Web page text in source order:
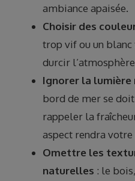
ambiance apaisée.
Choisir des
trop vif ou un
durcir
Ignorer la
bord de mer se
rappeler la
aspect rendra votre
Omettre les
naturelles : le